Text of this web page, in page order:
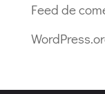
Feed de